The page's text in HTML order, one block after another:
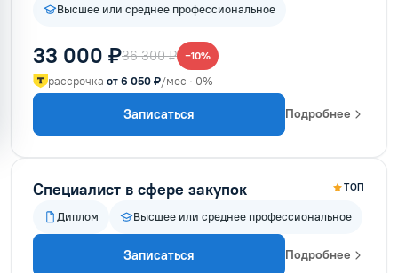
Высшее или среднее профессиональное
33 000 ₽36 300 ₽ −10%
рассрочка от 6 050 ₽/мес · 0%
Записаться Подробнее
Специалист в сфере закупок ТОП
Диплом Высшее или среднее профессиональное
Записаться Подробнее